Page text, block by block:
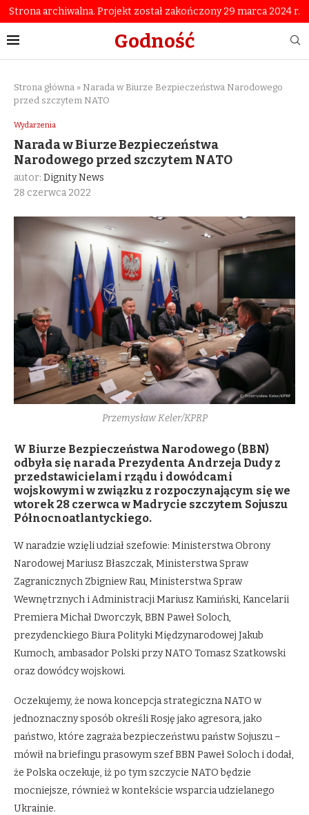
Strona archiwalna. Projekt został zakończony 29 marca 2024 r.
Godność
Strona główna » Narada w Biurze Bezpieczeństwa Narodowego
przed szczytem NATO
Wydarzenia
Narada w Biurze Bezpieczeństwa
Narodowego przed szczytem NATO
autor: Dignity News
28 czerwca 2022
Przemysław Keler/KPRP
W Biurze Bezpieczeństwa Narodowego (BBN)
odbyła się narada Prezydenta Andrzeja Dudy z
przedstawicielami rządu i dowódcami
wojskowymi w związku z rozpoczynającym się we
wtorek 28 czerwca w Madrycie szczytem Sojuszu
Północnoatlantyckiego.
W naradzie wzięli udział szefowie: Ministerstwa Obrony
Narodowej Mariusz Błaszczak, Ministerstwa Spraw
Zagranicznych Zbigniew Rau, Ministerstwa Spraw
Wewnętrznych i Administracji Mariusz Kamiński, Kancelarii
Premiera Michał Dworczyk, BBN Paweł Soloch,
prezydenckiego Biura Polityki Międzynarodowej Jakub
Kumoch, ambasador Polski przy NATO Tomasz Szatkowski
oraz dowódcy wojskowi.
Oczekujemy, że nowa koncepcja strategiczna NATO w
jednoznaczny sposób określi Rosję jako agresora, jako
państwo, które zagraża bezpieczeństwu państw Sojuszu –
mówił na briefingu prasowym szef BBN Paweł Soloch i dodał,
że Polska oczekuje, iż po tym szczycie NATO będzie
mocniejsze, również w kontekście wsparcia udzielanego
Ukrainie.